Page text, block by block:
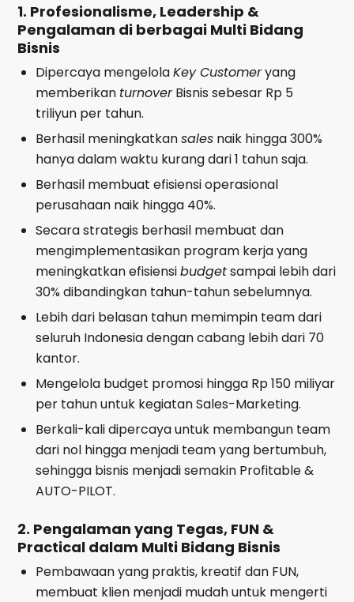
1. Profesionalisme, Leadership &
Pengalaman di berbagai Multi Bidang
Bisnis
Dipercaya mengelolaKey Customeryang
memberikan turnoverBisnis sebesar Rp 5
triliyun per tahun.
Berhasil meningkatkansales naik hingga 300%
hanya dalam waktu kurang dari 1 tahun saja.
Berhasil membuat efisiensi operasional
perusahaan naik hingga 40%.
Secara strategis berhasil membuat dan
mengimplementasikan program kerja yang
meningkatkan efisiensibudgetsampai lebih dari
30% dibandingkan tahun-tahun sebelumnya.
Lebih dari belasan tahun memimpin team dari
seluruh Indonesia dengan cabang lebih dari 70
kantor.
Mengelola budget promosi hingga Rp 150 miliyar
per tahun untuk kegiatan Sales-Marketing.
Berkali-kali dipercaya untuk membangun team
dari nol hingga menjadi team yang bertumbuh,
sehingga bisnis menjadi semakin Profitable &
AUTO-PILOT.
2. Pengalaman yang Tegas, FUN &
Practical dalam Multi Bidang Bisnis
Pembawaan yang praktis, kreatif dan FUN,
membuat klien menjadi mudah untuk mengerti